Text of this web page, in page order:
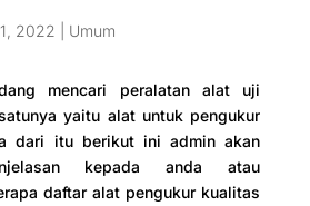
2022 Umum
mencari peralatan alat uji
yaitu alat untuk pengukur
dari itu berikut ini admin akan
kepada anda atau
daftar alat pengukur kualitas